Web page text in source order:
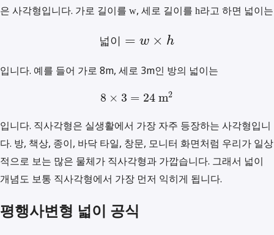
은 사각형입니다. 가로 길이를 w, 세로 길이를 h라고 하면 넓이는
넓 이 = w × h
입니다. 예를 들어 가로 8m, 세로 3m인 방의 넓이는
8 × 3 = 24m2
입니다. 직사각형은 실생활에서 가장 자주 등장하는 사각형입니
다. 방, 책상, 종이, 바닥 타일, 창문, 모니터 화면처럼 우리가 일상
적으로 보는 많은 물체가 직사각형과 가깝습니다. 그래서 넓이
개념도 보통 직사각형에서 가장 먼저 익히게 됩니다.
평행사변형 넓이 공식